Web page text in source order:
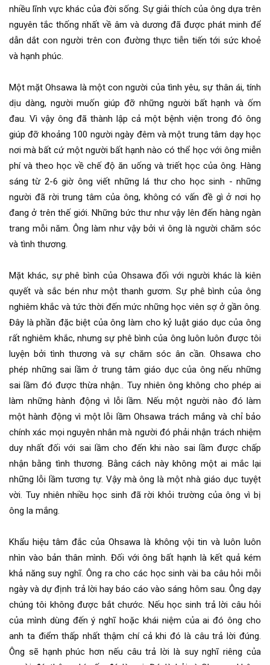
nhiều lĩnh vực khác của đời sống. Sự giải thích của ông dựa trên
nguyên tắc thống nhất về âm và dương đã được phát minh để
dẫn dắt con người trên con đường thực tiễn tiến tới sức khoẻ
và hạnh phúc.
Một mặt Ohsawa là một con người của tình yêu, sự thân ái, tính
dịu dàng, người muốn giúp đỡ những người bất hạnh và ốm
đau. Vì vậy ông đã thành lập cả một bệnh viện trong đó ông
giúp đỡ khoảng 100 người ngày đêm và một trung tâm dạy học
nơi mà bất cứ một người bất hạnh nào có thể học với ông miễn
phí và theo học về chế độ ăn uống và triết học của ông. Hàng
sáng từ 2-6 giờ ông viết những lá thư cho học sinh - những
người đã rời trung tâm của ông, không có vấn đề gì ở nơi họ
đang ở trên thế giới. Những bức thư như vậy lên đến hàng ngàn
trang mỗi năm. Ông làm như vậy bởi vì ông là người chăm sóc
và tình thương.
Mặt khác, sự phê bình của Ohsawa đối với người khác là kiên
quyết và sắc bén như một thanh gươm. Sự phê bình của ông
nghiêm khắc và tức thời đến mức những học viên sợ ở gần ông.
Đây là phần đặc biệt của ông làm cho kỷ luật giáo dục của ông
rất nghiêm khắc, nhưng sự phê bình của ông luôn luôn được tôi
luyện bởi tình thương và sự chăm sóc ân cần. Ohsawa cho
phép những sai lầm ở trung tâm giáo dục của ông nếu những
sai lầm đó được thừa nhận.. Tuy nhiên ông không cho phép ai
làm những hành động vì lỗi lầm. Nếu một người nào đó làm
một hành động vì một lỗi lầm Ohsawa trách mắng và chỉ bảo
chính xác mọi nguyên nhân mà người đó phải nhận trách nhiệm
duy nhất đối với sai lầm cho đến khi nào sai lầm được chấp
nhận bằng tình thương. Bằng cách này không một ai mắc lại
những lỗi lầm tương tự. Vậy mà ông là một nhà giáo dục tuyệt
vời. Tuy nhiên nhiều học sinh đã rời khỏi trường của ông vì bị
ông la mắng.
Khẩu hiệu tâm đắc của Ohsawa là không vội tin và luôn luôn
nhìn vào bản thân mình. Đối với ông bất hạnh là kết quả kém
khả năng suy nghĩ. Ông ra cho các học sinh vài ba câu hỏi mỗi
ngày và dự định trả lời hay báo cáo vào sáng hôm sau. Ông dạy
chúng tôi không được bắt chước. Nếu học sinh trả lời câu hỏi
của mình dùng đến ý nghĩ hoặc khái niệm của ai đó ông cho
anh ta điểm thấp nhất thậm chí cả khi đó là câu trả lời đúng.
Ông sẽ hạnh phúc hơn nếu câu trả lời là suy nghĩ riêng của